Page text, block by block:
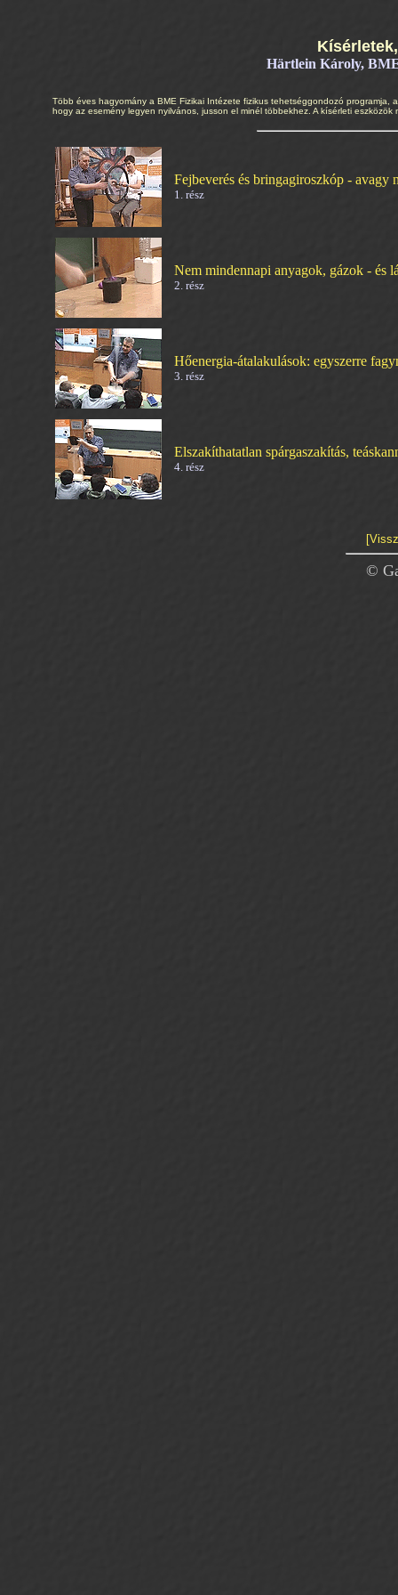
Härtlein Károly,
Több éves hagyomány a BME Fizikai Intézete fizikus tehetséggondozó
hogy az esemény legyen nyilvános, jusson el minél többekhez. A kísérleti eszközök
Fejbeverés és bringagiroszkóp - avagy
1. rész
Nem mindennapi anyagok, gázok - és
2. rész
Hőenergia-átalakulások: egyszerre
3. rész
Elszakíthatatlan spárgaszakítás,
4. rész
©